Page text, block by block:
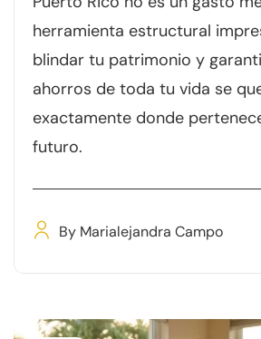
herramienta estructural
blindar tu patrimonio y
ahorros de toda tu vida se
exactamente donde
futuro.
By Marialejandra Campo